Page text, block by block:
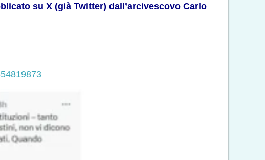
su X (già Twitter) dall’arcivescovo Carlo